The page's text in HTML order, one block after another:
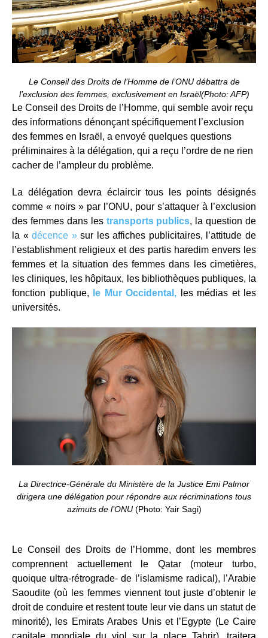
Le Conseil des Droits de l’Homme de l’ONU débattra de
l’exclusion des femmes, exclusivement en Israël(Photo: AFP)
Le Conseil des Droits de l’Homme, qui semble avoir reçu
des informations dénonçant spécifiquement l’exclusion
des femmes en Israël, a envoyé quelques questions
préliminaires à la délégation, qui a reçu l’ordre de ne rien
cacher de l’ampleur du problème.
La délégation devra éclaircir tous les points désignés
comme « noirs » par l’ONU, pour s’attaquer à l’exclusion
des femmes dans les transports publics, la question de
la «décence »sur les affiches publicitaires, l’attitude de
l’establishment religieux et des partis haredim envers les
femmes et la situation des femmes dans les cimetières,
les cliniques, les hôpitaux, les bibliothèques publiques, la
fonction publique,
le Mur Occidental,
les médias et les
universités.
La Directrice-Générale du Ministère de la Justice Emi Palmor
dirigera une délégation pour répondre aux récriminations tous
azimuts de l’ONU(Photo: Yair Sagi)
Le Conseil des Droits de l’Homme, dont les membres
comprennent actuellement le Qatar (moteur turbo,
quoique ultra-rétrograde- de l’islamisme radical), l’Arabie
Saoudite (où les femmes viennent tout juste d’obtenir le
droit de conduire et restent toute leur vie dans un statut de
minorité), les Emirats Arabes Unis et l’Egypte (Le Caire
capitale mondiale du viol sur la place Tahrir), traitera